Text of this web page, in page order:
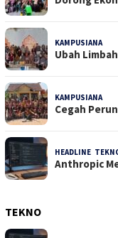
KAMPUSIANA
Ubah
KAMPUSIANA
Cegah
HEADLINE
Anthropic
TEKNO